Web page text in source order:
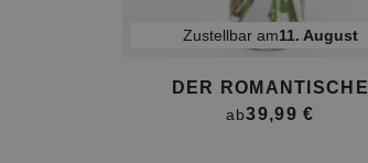
Zustellbar am11. August
DER ROMANTISCHE
ab39,99 €